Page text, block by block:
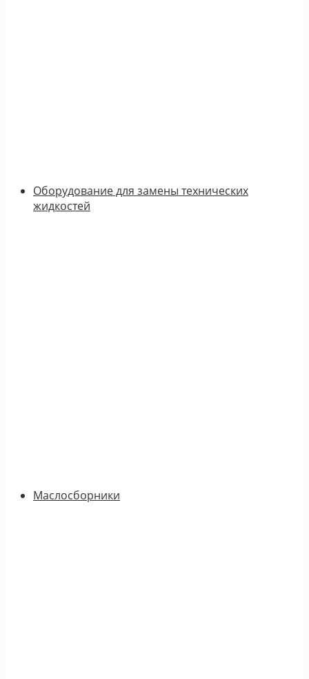
Оборудование для замены технических
жидкостей
Маслосборники